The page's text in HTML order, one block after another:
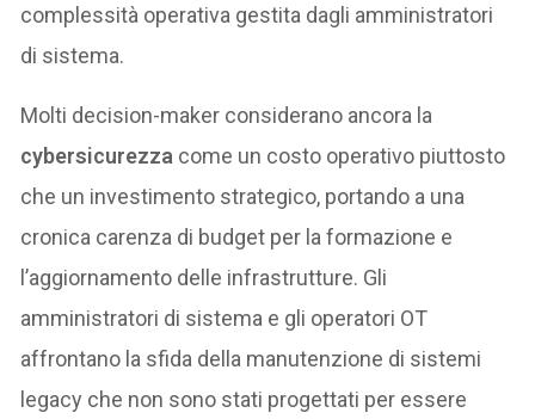
complessità operativa gestita dagli amministratori
di sistema.
Molti decision-maker considerano ancora la
cybersicurezza come un costo operativo piuttosto
che un investimento strategico, portando a una
cronica carenza di budget per la formazione e
l’aggiornamento delle infrastrutture. Gli
amministratori di sistema e gli operatori OT
affrontano la sfida della manutenzione di sistemi
legacy che non sono stati progettati per essere